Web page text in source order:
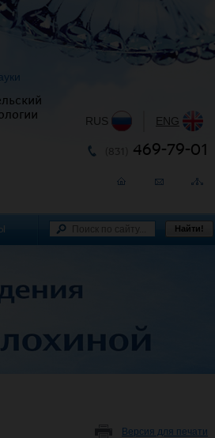
Версия для печати
RUS ENG
469-79-01
Найти!